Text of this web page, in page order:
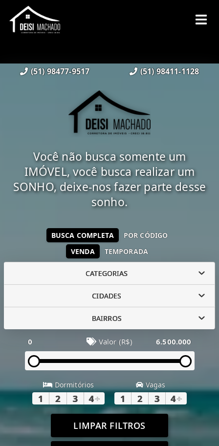
(51) 98477-9517 (51) 98411-1128
Você não busca somente um
IMÓVEL, você busca realizar um
SONHO, deixe-nos fazer parte desse
sonho.
VENDA TEMPORADA
BUSCA COMPLETA POR CÓDIGO
CATEGORIAS
CIDADES
BAIRROS
0 Valor (R$) 6.500.000
Dormitórios
1 2 3 4+
Vagas
1 2 3 4+
LIMPAR FILTROS